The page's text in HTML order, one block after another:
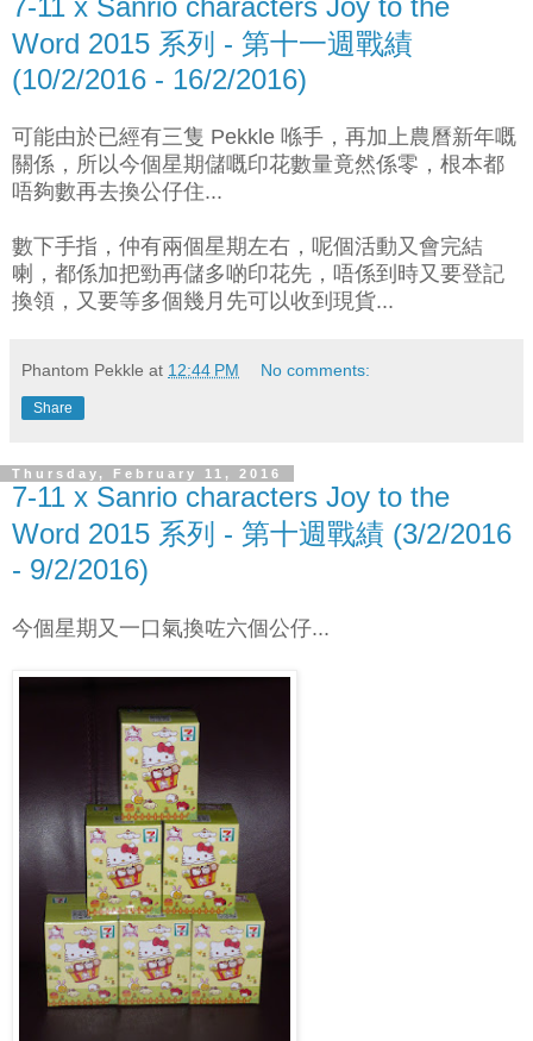
Word 2015 系列 - 第十一週戰績
(10/2/2016 - 16/2/2016)
可能由於已經有三隻 Pekkle 喺手，再加上農曆新年嘅
關係，所以今個星期儲嘅印花數量竟然係零，根本都
唔夠數再去換公仔住...
數下手指，仲有兩個星期左右，呢個活動又會完結
喇，都係加把勁再儲多啲印花先，唔係到時又要登記
換領，又要等多個幾月先可以收到現貨...
Phantom Pekkle at 12:44 PM No comments:
Share
Thursday, February 11, 2016
7-11 x Sanrio characters Joy to the
Word 2015 系列 - 第十週戰績 (3/2/2016
- 9/2/2016)
今個星期又一口氣換咗六個公仔...